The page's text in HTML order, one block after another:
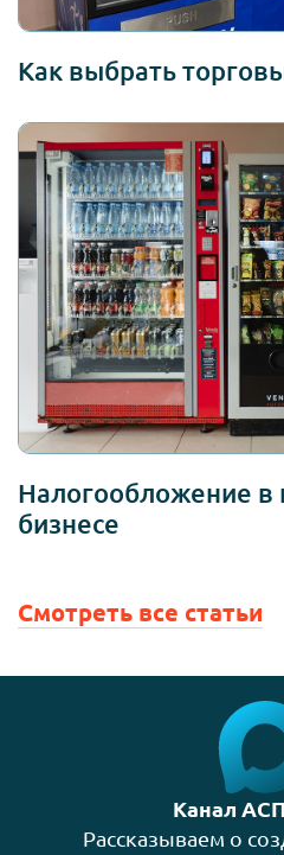
Как выбрать
Налогообложение в
бизнесе
Смотреть все статьи
Канал
Рассказываем о